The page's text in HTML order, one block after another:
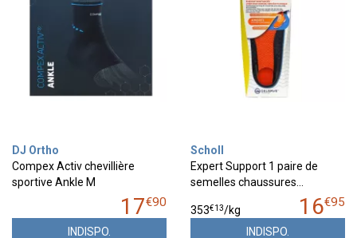
DJ Ortho
Compex Activ chevillière
sportive Ankle M
17€90
INDISPO.
Scholl
Expert Support 1 paire de
semelles chaussures…
16€95
353€13/kg
INDISPO.